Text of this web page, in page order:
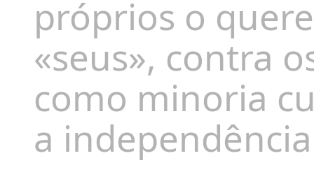
próprios o
«seus», contra
como minoria
a